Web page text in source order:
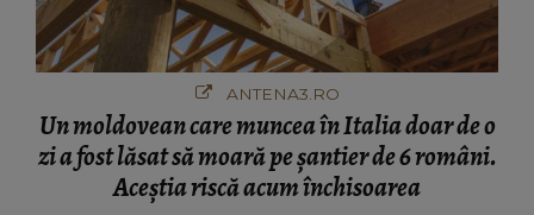
ANTENA3.RO
Un moldovean care muncea în Italia doar de o
zi a fost lăsat să moară pe şantier de 6 români.
Aceștia riscă acum închisoarea